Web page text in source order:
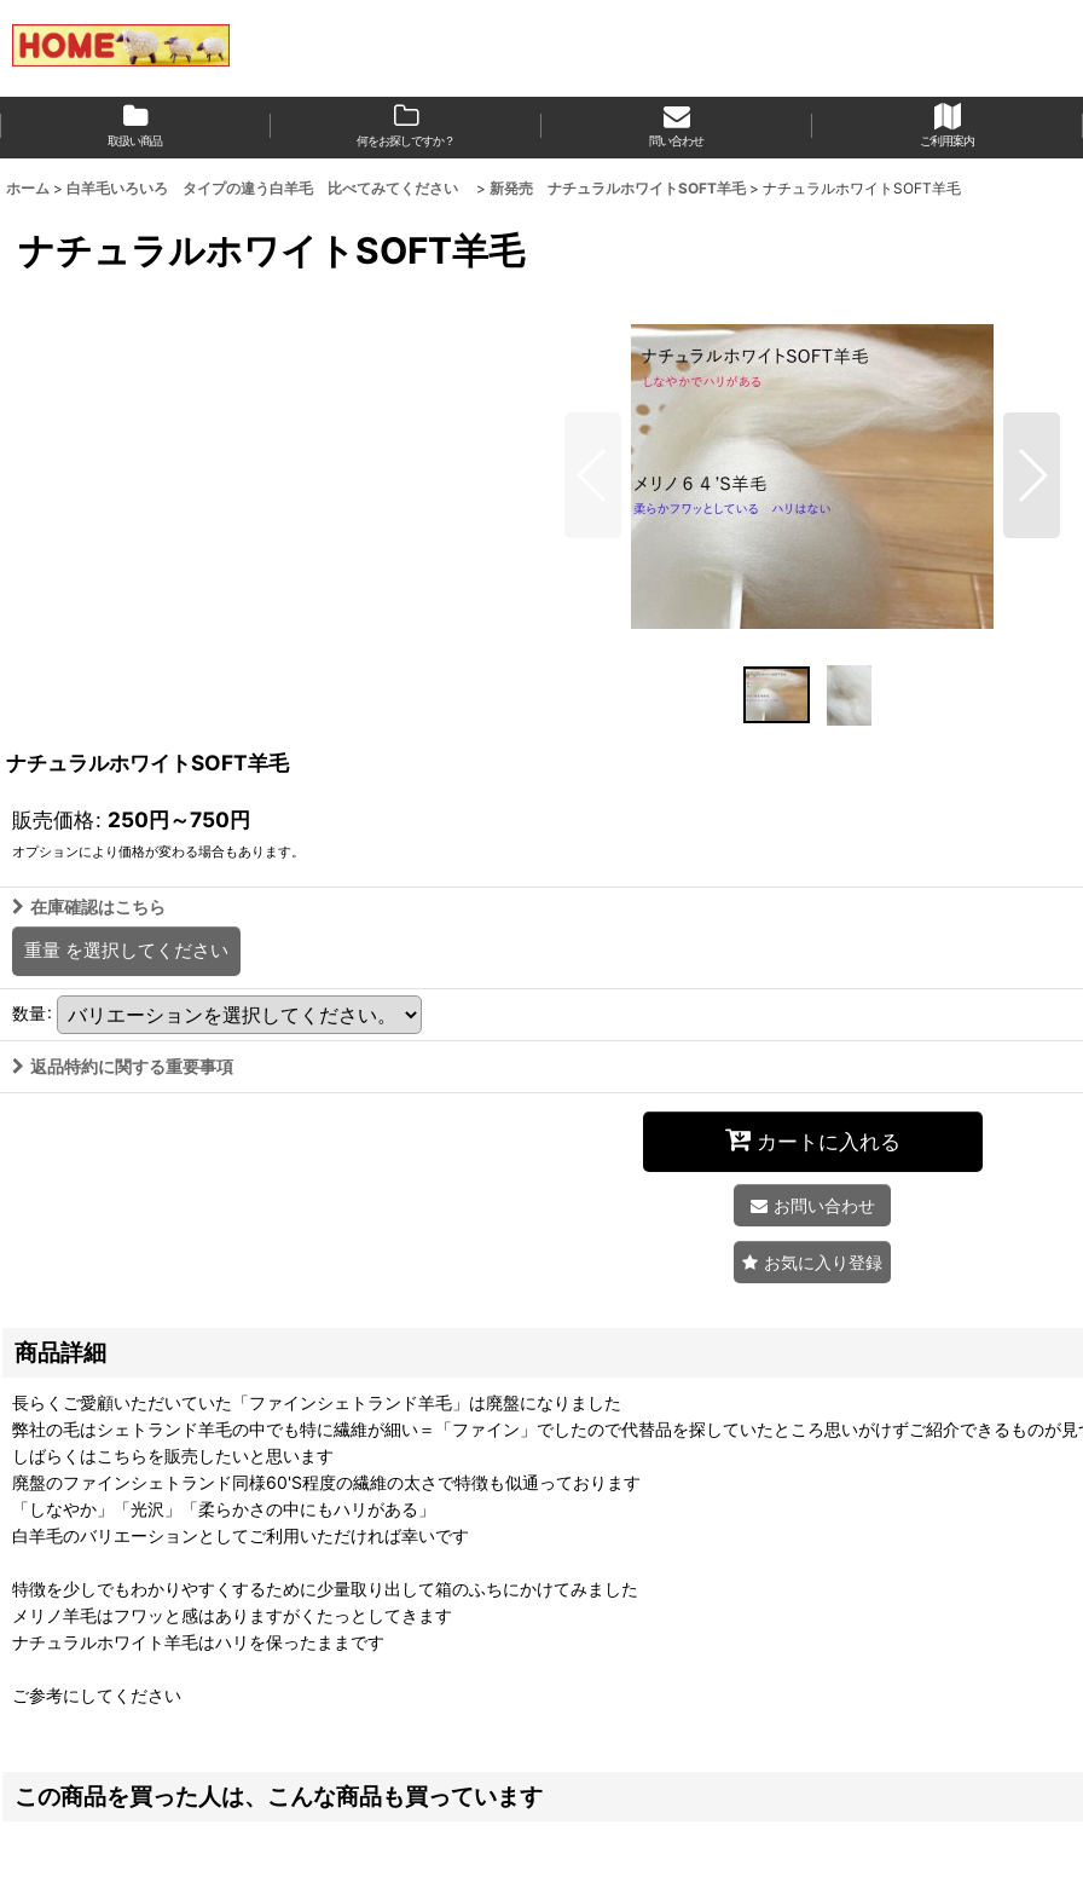
取扱い商品 何をお探しですか？ 問い合わせ ご利用案内
ホーム > 白羊毛いろいろ タイプの違う白羊毛 比べてみてください > 新発売 ナチュラルホワイトSOFT羊毛 > ナチュラルホワイトSOFT羊毛
ナチュラルホワイトSOFT羊毛
ナチュラルホワイトSOFT羊毛
販売価格: 250円～750円
オプションにより価格が変わる場合もあります。
在庫確認はこちら
重量 を選択してください
数量:
返品特約に関する重要事項
カートに入れる
お問い合わせ
お気に入り登録
商品詳細
長らくご愛顧いただいていた「ファインシェトランド羊毛」は廃盤になりました
弊社の毛はシェトランド羊毛の中でも特に繊維が細い＝「ファイン」でしたので代替品を探していたところ思いがけずご紹介できるものが
しばらくはこちらを販売したいと思います
廃盤のファインシェトランド同様60'S程度の繊維の太さで特徴も似通っております
「しなやか」「光沢」「柔らかさの中にもハリがある」
白羊毛のバリエーションとしてご利用いただければ幸いです
特徴を少しでもわかりやすくするために少量取り出して箱のふちにかけてみました
メリノ羊毛はフワッと感はありますがくたっとしてきます
ナチュラルホワイト羊毛はハリを保ったままです
ご参考にしてください
この商品を買った人は、こんな商品も買っています